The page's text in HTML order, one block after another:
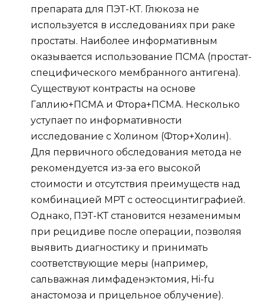
препарата для ПЭТ-КТ. Глюкоза не
используется в исследованиях при раке
простаты. Наиболее информативным
оказывается использование ПСМА (простат-
специфического мембранного антигена).
Существуют контрасты на основе
Галлию+ПСМА и Фтора+ПСМА. Несколько
уступает по информативности
исследование с Холином (Фтор+Холин).
Для первичного обследования метода не
рекомендуется из-за его высокой
стоимости и отсутствия преимуществ над
комбинацией МРТ с остеосцинтиграфией.
Однако, ПЭТ-КТ становится незаменимым
при рецидиве после операции, позволяя
выявить диагностику и принимать
соответствующие меры (например,
сальважная лимфаденэктомия, Hi-fu
анастомоза и прицельное облучение).